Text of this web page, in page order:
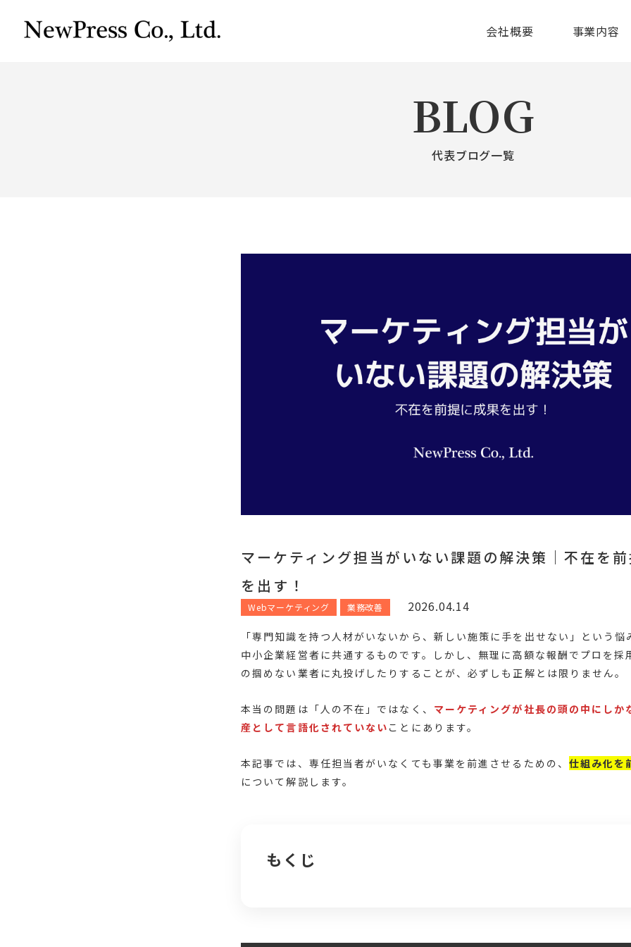
会社概要 事業内容
BLOG
代表ブログ一覧
マーケティング担当がいない課題の解決策｜不在を
を出す！
Webマーケティング 業務改善 2026.04.14
「専門知識を持つ人材がいないから、新しい施策に手を出せない」という
中小企業経営者に共通するものです。しかし、無理に高額な報酬でプロを採
の掴めない業者に丸投げしたりすることが、必ずしも正解とは限りません。
本当の問題は「人の不在」ではなく、 マーケティングが社長の頭の中にしか
産として言語化されていない ことにあります。
本記事では、専任担当者がいなくても事業を前進させるための、 仕組み化を
について解説します。
もくじ